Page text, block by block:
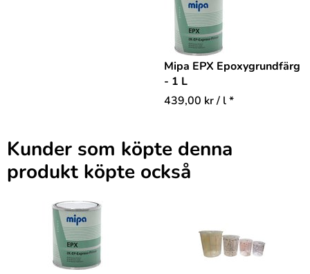
Mipa EPX Epoxygrundfärg
- 1 L
439,00 kr/ l *
Kunder som köpte denna
produkt köpte också